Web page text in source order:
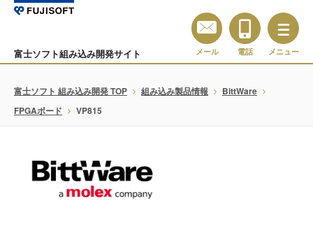
富士ソフト組み込み開発サイト メール 電話 メニュー
富士ソフト 組み込み開発 TOP 組み込み製品情報
BittWare
FPGAボード
VP815